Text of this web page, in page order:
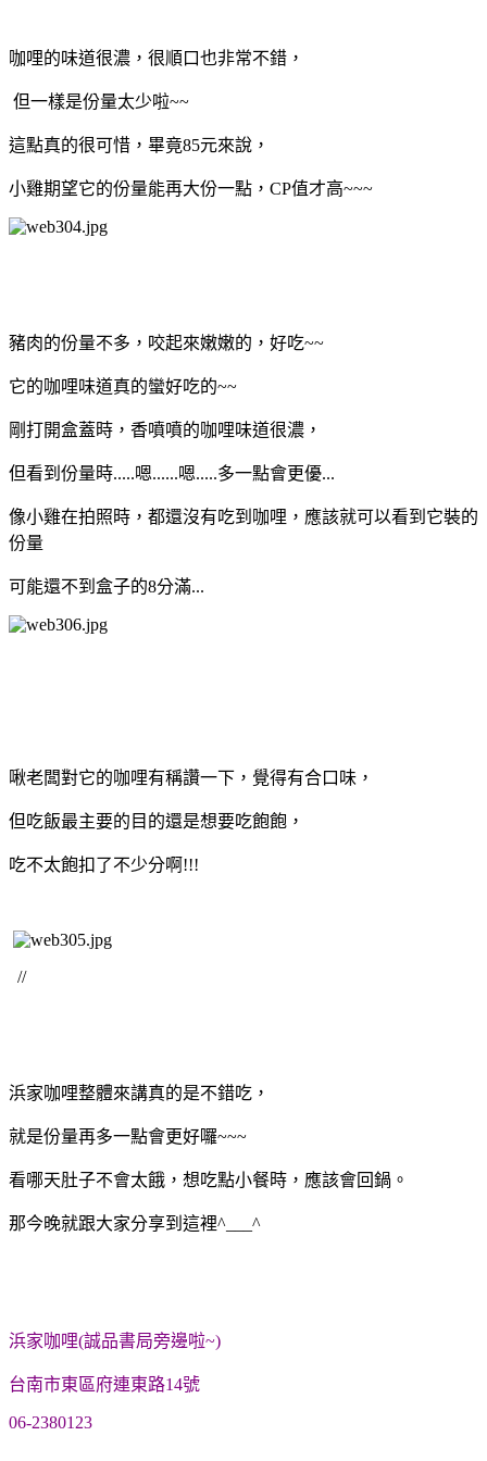
咖哩的味道很濃，很順口也非常不錯，
但一樣是份量太少啦~~
這點真的很可惜，畢竟85元來說，
小雞期望它的份量能再大份一點，CP值才高~~~
豬肉的份量不多，咬起來嫩嫩的，好吃~~
它的咖哩味道真的蠻好吃的~~
剛打開盒蓋時，香噴噴的咖哩味道很濃，
但看到份量時.....嗯......嗯.....多一點會更優...
像小雞在拍照時，都還沒有吃到咖哩，應該就可以看到它裝的
份量
可能還不到盒子的8分滿...
啾老闆對它的咖哩有稱讚一下，覺得有合口味，
但吃飯最主要的目的還是想要吃飽飽，
吃不太飽扣了不少分啊!!!
//
浜家咖哩整體來講真的是不錯吃，
就是份量再多一點會更好囉~~~
看哪天肚子不會太餓，想吃點小餐時，應該會回鍋。
那今晚就跟大家分享到這裡^___^
浜家咖哩(誠品書局旁邊啦~)
台南市東區府連東路14號
06-2380123